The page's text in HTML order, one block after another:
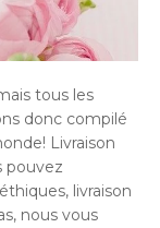
tous les
donc compilé
Livraison
pouvez
livraison
nous vous